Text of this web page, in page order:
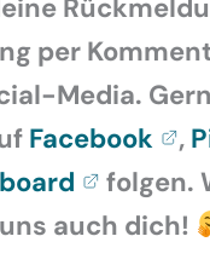
per
Media.
Facebook ,
folgen.
uns auch dich!